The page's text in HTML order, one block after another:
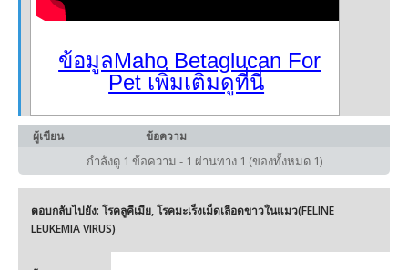
ข้อมูลMaho Betaglucan For
Pet เพิ่มเติมดูที่นี่
ผู้เขียน ข้อความ
กำลังดู 1 ข้อความ - 1 ผ่านทาง 1 (ของทั้งหมด 1)
ตอบกลับไปยัง: โรคลูคีเมีย, โรคมะเร็งเม็ดเลือดขาวในแมว(FELINE
LEUKEMIA VIRUS)